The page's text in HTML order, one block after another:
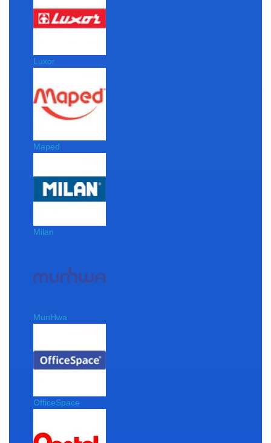
Luxor
Maped
Milan
MunHwa
OfficeSpace